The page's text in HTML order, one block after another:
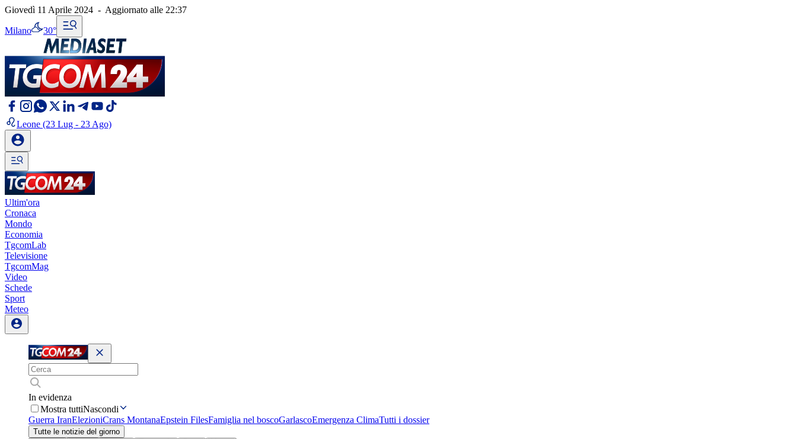
Giovedì 11 Aprile 2024 - Aggiornato alle 22:37
Milano 30°
Leone (23 Lug - 23 Ago)
Ultim'ora
Cronaca
Mondo
Economia
TgcomLab
Televisione
TgcomMag
Video
Schede
Sport
Meteo
In evidenza
Mostra tuttiNascondi
Guerra IranElezioniCrans MontanaEpstein FilesFamiglia nel boscoGarlascoEmergenza ClimaTutti i dossier
Tutte le notizie del giorno